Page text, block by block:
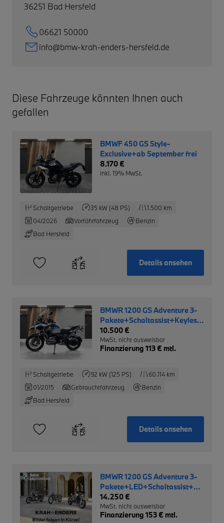
36251 Bad Hersfeld
06621 50000
info@bmw-krah-enders-hersfeld.de
Diese Fahrzeuge könnten Ihnen auch
gefallen
BMWF 450 GS Style-
Exclusive+ab September frei
8.170 €
inkl. 19% MwSt.
Schaltgetriebe 35 kW (48 PS)
1.500 km
04/2026
Vorführfahrzeug
Benzin
Bad Hersfeld
Details ansehen
BMWR 1200 GS Adventure 3-
Pakete+Schaltassist+Keyless-
Ride+
10.500 €
MwSt. nicht ausweisbar
Finanzierung 113 € mtl.
Schaltgetriebe 92 kW (125 PS)
60.114 km
01/2015
Gebrauchtfahrzeug
Benzin
Bad Hersfeld
Details ansehen
BMWR 1200 GS Adventure 3-
Pakete+LED+Schaltassist+Keyless-
Ride+
14.250 €
MwSt. nicht ausweisbar
Finanzierung 153 € mtl.